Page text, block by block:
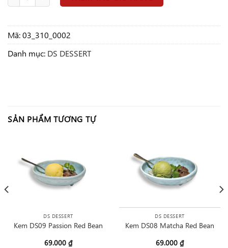
Mã:03_310_0002
Danh mục: DS DESSERT
SẢN PHẨM TƯƠNG TỰ
DS DESSERT
Kem DS09 Passion Red Bean
69.000 ₫
DS DESSERT
Kem DS08 Matcha Red Bean
69.000 ₫